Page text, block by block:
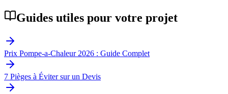
Guides utiles pour votre projet
Prix Pompe-a-Chaleur 2026 : Guide Complet
7 Pièges à Éviter sur un Devis